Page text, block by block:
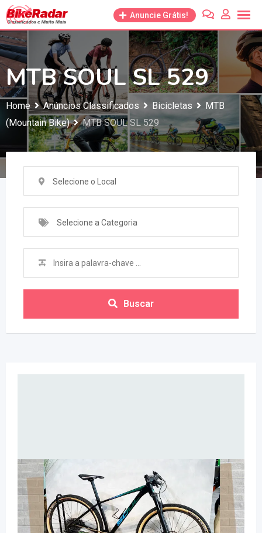
Anuncie Grátis!
MTB SOUL SL 529
Home Anúncios Classificados Bicicletas
MTB
(Mountain Bike)
MTB SOUL SL 529
Selecione o Local
Selecione a Categoria
Buscar